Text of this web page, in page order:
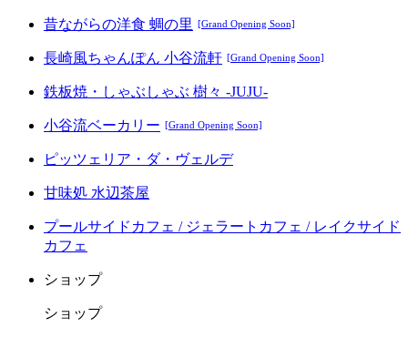
昔ながらの洋食 蜩の里 [Grand Opening Soon]
長崎風ちゃんぽん 小谷流軒 [Grand Opening Soon]
鉄板焼・しゃぶしゃぶ 樹々 -JUJU-
小谷流ベーカリー [Grand Opening Soon]
ピッツェリア・ダ・ヴェルデ
甘味処 水辺茶屋
プールサイドカフェ / ジェラートカフェ / レイクサイド
カフェ
ショップ
ショップ